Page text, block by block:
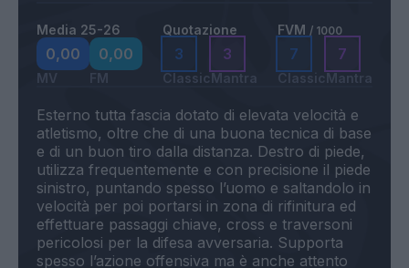
Media 25-26
0,00
MV
0,00
FM
Quotazione
3
Classic
3
Mantra
FVM / 1000
7
Classic
7
Mantra
Esterno tutta fascia dotato di elevata velocità e
atletismo, oltre che di una buona tecnica di base
e di un buon tiro dalla distanza. Destro di piede,
utilizza frequentemente e con precisione il piede
sinistro, puntando spesso l’uomo e saltandolo in
velocità per poi portarsi in zona di rifinitura ed
effettuare passaggi chiave, cross e traversoni
pericolosi per la difesa avversaria. Supporta
spesso l’azione offensiva ma è anche attento